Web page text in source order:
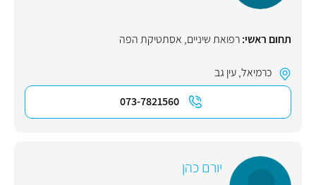
תחום ראשי:רפואת שיניים, אסתטיקת הפה
כרמיאל,עין גב
073-7821560
יורם כהן